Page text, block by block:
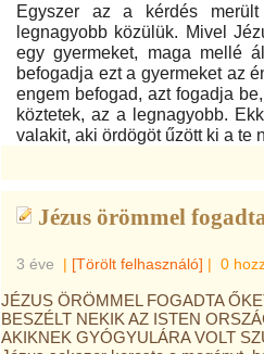
Egyszer az a kérdés
legnagyobb közülük. Mivel
egy gyermeket, maga mellé
befogadja ezt a gyermeket az
engem befogad, azt fogadja
köztetek, az a legnagyobb.
valakit, aki ördögöt űzött ki a te
Jézus örömmel
3 éve | [Törölt felhasználó] | 0
JÉZUS ÖRÖMMEL FOGADTA
BESZÉLT NEKIK AZ ISTEN
AKIKNEK GYÓGYULÁRA VOLT